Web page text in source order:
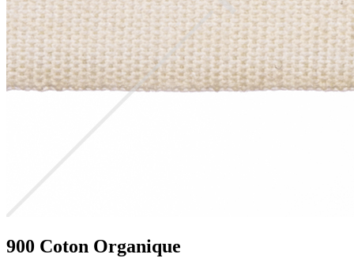
900 Coton Organique